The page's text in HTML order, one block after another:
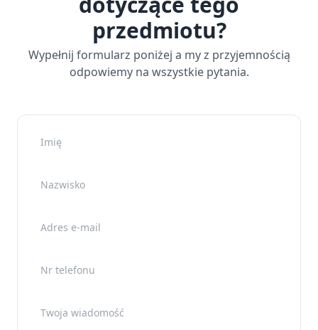
przedmiotu?
Wypełnij formularz poniżej a my z przyjemnością
odpowiemy na wszystkie pytania.
Nazwisko
Adres e-mail
Nr telefonu
Twoja wiadomość